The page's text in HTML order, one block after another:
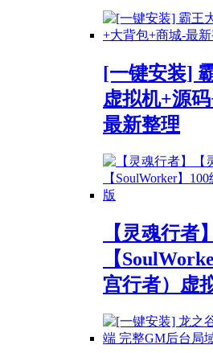
[一键安装]
虚拟机+源
最新整理
【灵魂行者
【
宫行者）虚